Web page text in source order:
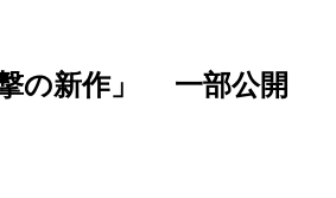
の新作」 一部公開